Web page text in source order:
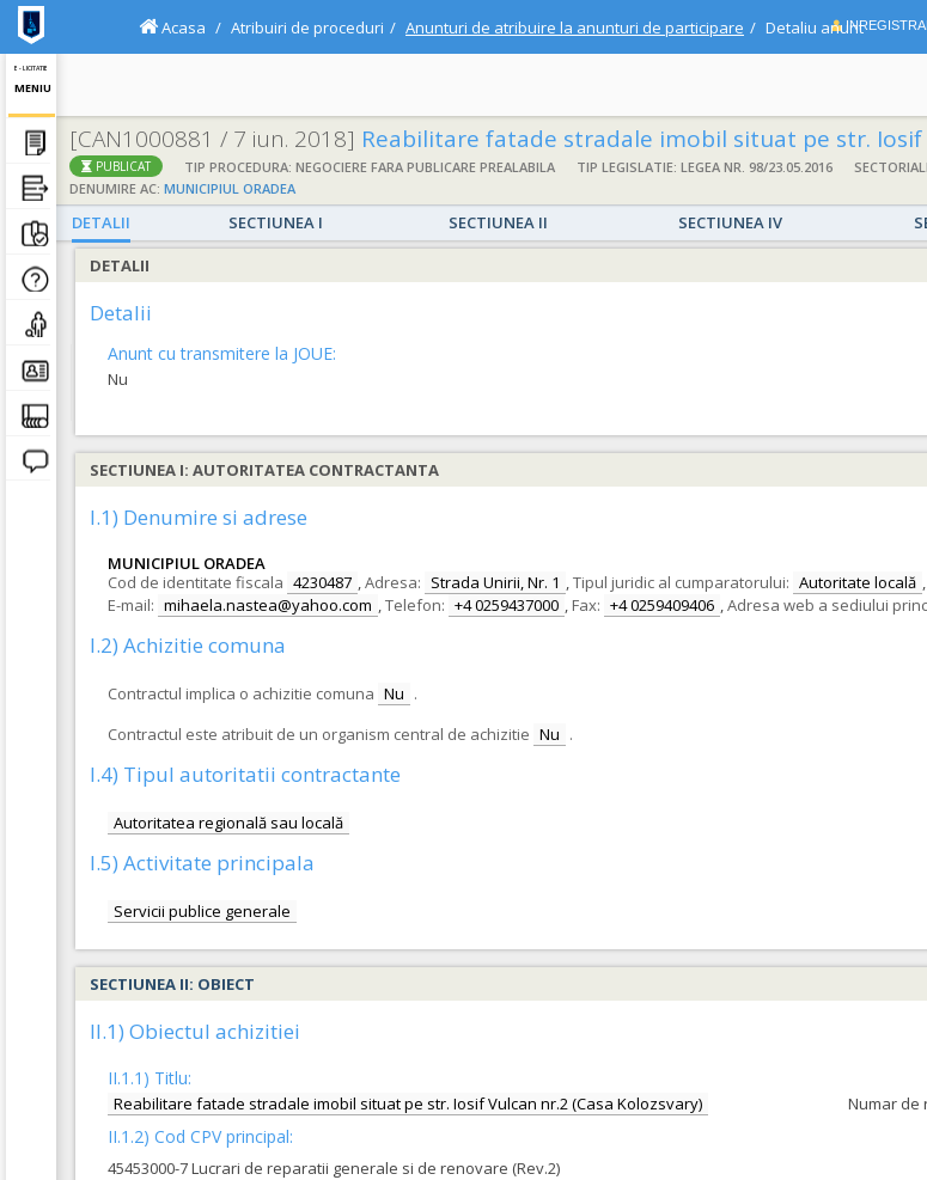
E - LICITATIE
MENIU
Acasa Atribuiri de proceduri Anunturi de atribuire la anunturi de participare Detaliu anunt
[CAN1000881 / 7 iun. 2018] Reabilitare fatade stradale imobil situat pe str. Iosif
PUBLICAT TIP PROCEDURA: NEGOCIERE FARA PUBLICARE PREALABILA TIP LEGISLATIE: LEGEA NR. 98/23.05.2016
DENUMIRE AC: MUNICIPIUL ORADEA
DETALII SECTIUNEA I SECTIUNEA II SECTIUNEA IV
DETALII
Detalii
Anunt cu transmitere la JOUE:
Nu
SECTIUNEA I: AUTORITATEA CONTRACTANTA
I.1) Denumire si adrese
MUNICIPIUL ORADEA
Cod de identitate fiscala 4230487 ,Adresa: Strada Unirii, Nr. 1 ,Tipul juridic al cumparatorului: Autoritate locală ,
E-mail: mihaela.nastea@yahoo.com ,Telefon: +4 0259437000 , Fax: +4 0259409406 ,Adresa web a sediului
I.2) Achizitie comuna
Contractul implica o achizitie comuna Nu .
Contractul este atribuit de un organism central de achizitie Nu .
I.4) Tipul autoritatii contractante
Autoritatea regională sau locală
I.5) Activitate principala
Servicii publice generale
SECTIUNEA II: OBIECT
II.1) Obiectul achizitiei
II.1.1) Titlu:
Reabilitare fatade stradale imobil situat pe str. Iosif Vulcan nr.2 (Casa Kolozsvary) Numar de
II.1.2) Cod CPV principal:
45453000-7 Lucrari de reparatii generale si de renovare (Rev.2)